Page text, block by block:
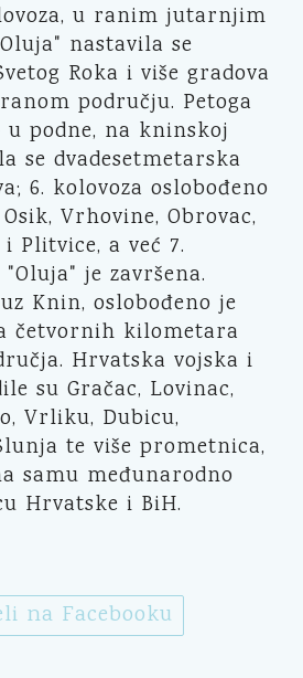
u ranim jutarnjim
nastavila se
Roka i više gradova
području. Petoga
u podne, na kninskoj
se dvadesetmetarska
6. kolovoza oslobođeno
Vrhovine, Obrovac,
Plitvice, a već 7.
je završena.
Knin, oslobođeno je
četvornih kilometara
Hrvatska vojska i
su Gračac, Lovinac,
Vrliku, Dubicu,
te više prometnica,
samu međunarodno
Hrvatske i BiH.
na Facebooku